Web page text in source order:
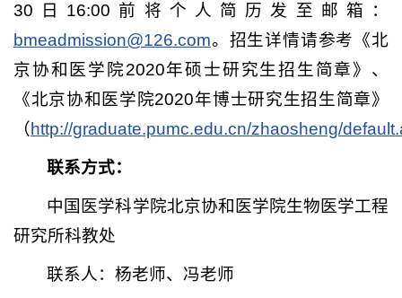
30日16:00前将个人简历发至邮箱：
bmeadmission@126.com。招生详情请参考《北
京协和医学院2020年硕士研究生招生简章》、
《北京协和医学院2020年博士研究生招生简章》
（ http://graduate.pumc.edu.cn/zhaosheng/
联系方式：
中国医学科学院北京协和医学院生物医学工程
研究所科教处
联系人：杨老师、冯老师